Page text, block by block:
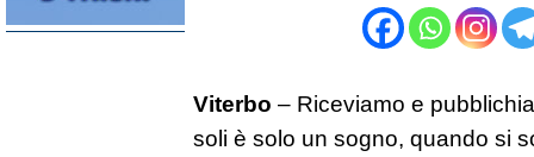
Viterbo – Riceviamo e
soli è solo un sogno, quando si